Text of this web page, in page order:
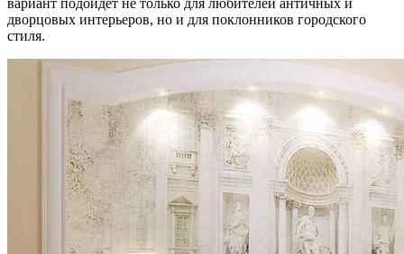
дворцовых интерьеров, но и для поклонников городского
стиля.